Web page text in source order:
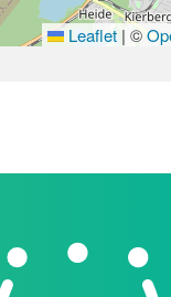
Leaflet | ©